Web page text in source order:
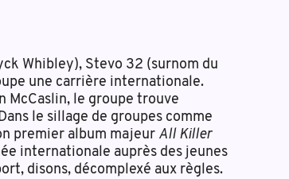
Whibley), Stevo 32 (surnom du
une carrière internationale.
McCaslin, le groupe trouve
le sillage de groupes comme
premier album majeur All Killer
internationale auprès des jeunes
disons, décomplexé aux règles.